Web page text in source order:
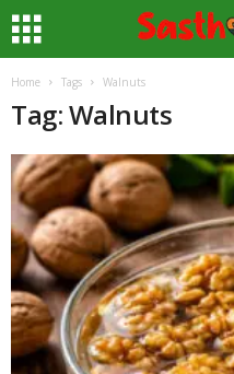
Home Tags Walnuts
Tag: Walnuts